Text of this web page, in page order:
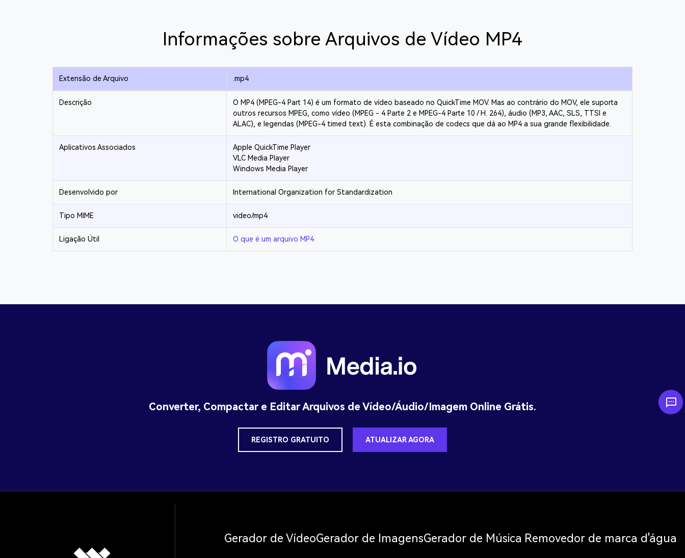
Informações sobre Arquivos de Vídeo MP4
Extensão de Arquivo .mp4
Descrição
O MP4 (MPEG-4 Part 14) é um formato de vídeo baseado no QuickTime MOV. Mas ao contrário do MOV, ele suporta
outros recursos MPEG, como vídeo (MPEG - 4 Parte 2 e MPEG-4 Parte 10 / H. 264), áudio (MP3, AAC, SLS, TTSI e
ALAC), e legendas (MPEG-4 timed text). É esta combinação de codecs que dá ao MP4 a sua grande flexibilidade.
Aplicativos Associados
Apple QuickTime Player
VLC Media Player
Windows Media Player
Desenvolvido por International Organization for Standardization
Tipo MIME video/mp4
Ligação Útil O que é um arquivo MP4
Converter, Compactar e Editar Arquivos de Vídeo/Áudio/Imagem Online Grátis.
REGISTRO GRATUITO ATUALIZAR AGORA
Gerador de VídeoGerador de ImagensGerador de Música Removedor de marca d'água